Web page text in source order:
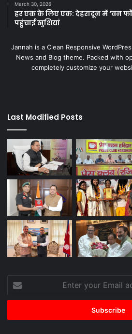
March 30, 2026
हर एक के लिए एक: देहरादून में ‘वन
पहुंचाई खुशियां
Jannah is a Clean Responsive
News and Blog theme. Packed with
completely customize your
Last Modified Posts
your
Email